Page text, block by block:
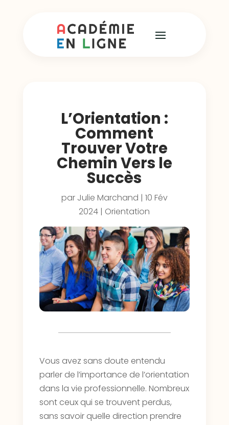
L’Orientation :
Comment
Trouver Votre
Chemin Vers le
Succès
par Julie Marchand | 10 Fév
2024 | Orientation
Vous avez sans doute entendu
parler de l’importance de l’orientation
dans la vie professionnelle. Nombreux
sont ceux qui se trouvent perdus,
sans savoir quelle direction prendre